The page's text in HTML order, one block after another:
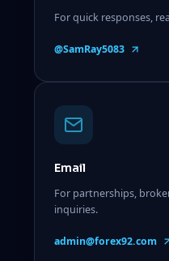
For quick responses,
@SamRay5083
Email
For partnerships,
inquiries.
admin@forex92.com